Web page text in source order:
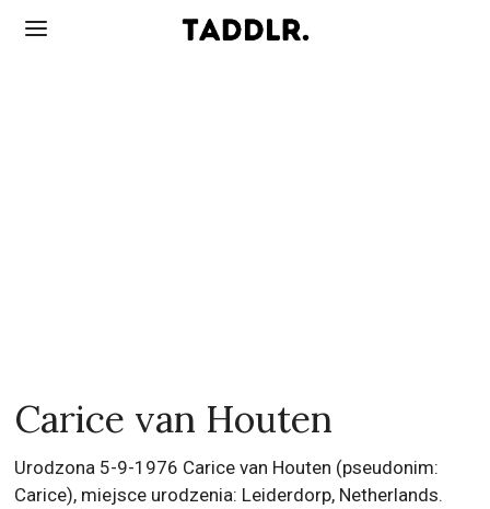
Carice van Houten
Urodzona 5-9-1976 Carice van Houten (pseudonim:
Carice), miejsce urodzenia: Leiderdorp, Netherlands.